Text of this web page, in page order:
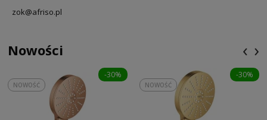
zok@afriso.pl
Nowości
-30%
NOWOŚĆ
-30%
NOWOŚĆ
‹ ›